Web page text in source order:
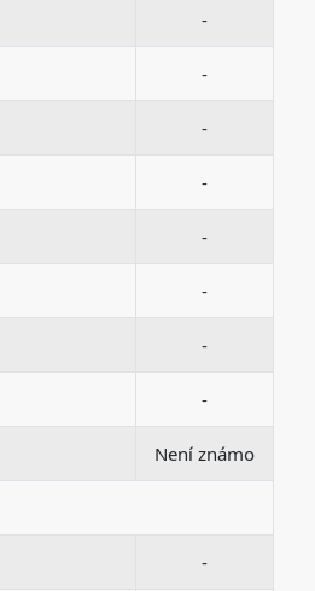
-
-
-
-
-
-
-
-
Není známo
-